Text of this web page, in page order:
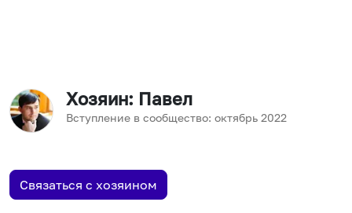
Хозяин: Павел
Вступление в сообщество: октябрь 2022
Связаться с хозяином